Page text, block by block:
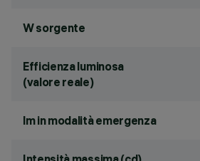
W sorgente
Efficienza luminosa
(valore reale)
lm in modalità emergenza